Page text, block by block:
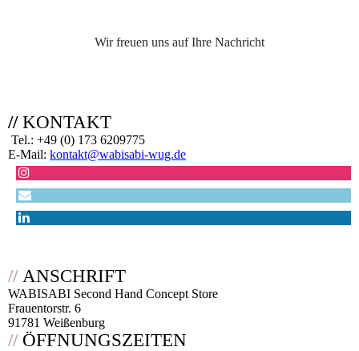
Wir freuen uns auf Ihre Nachricht
// KONTAKT
Tel.: +49 (0) 173 6209775
E-Mail: kontakt@wabisabi-wug.de
// ANSCHRIFT
WABISABI Second Hand Concept Store
Frauentorstr. 6
91781 Weißenburg
// ÖFFNUNGSZEITEN